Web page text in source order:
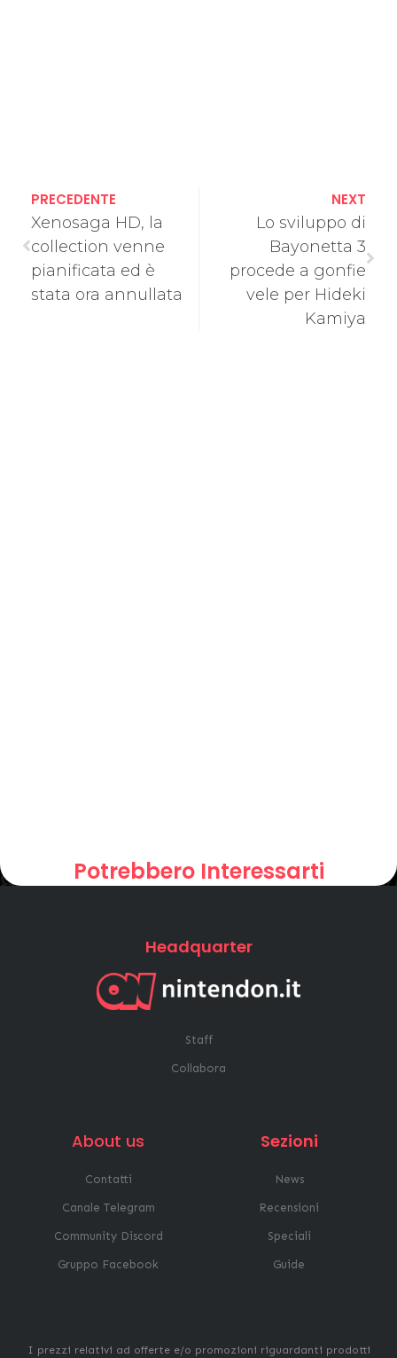
PRECEDENTE
Xenosaga HD, la
collection venne
pianificata ed è
stata ora annullata
NEXT
Lo sviluppo di
Bayonetta 3
procede a gonfie
vele per Hideki
Kamiya
Potrebbero Interessarti
Headquarter
Staff
Collabora
About us
Contatti
Canale Telegram
Community Discord
Gruppo Facebook
Sezioni
News
Recensioni
Speciali
Guide
I prezzi relativi ad offerte e/o promozioni riguardanti prodotti